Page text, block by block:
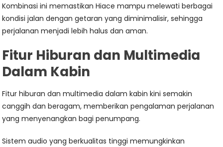
Kombinasi ini memastikan Hiace mampu melewati berbagai
kondisi jalan dengan getaran yang diminimalisir, sehingga
perjalanan menjadi lebih halus dan aman.
Fitur Hiburan dan Multimedia
Dalam Kabin
Fitur hiburan dan multimedia dalam kabin kini semakin
canggih dan beragam, memberikan pengalaman perjalanan
yang menyenangkan bagi penumpang.
Sistem audio yang berkualitas tinggi memungkinkan